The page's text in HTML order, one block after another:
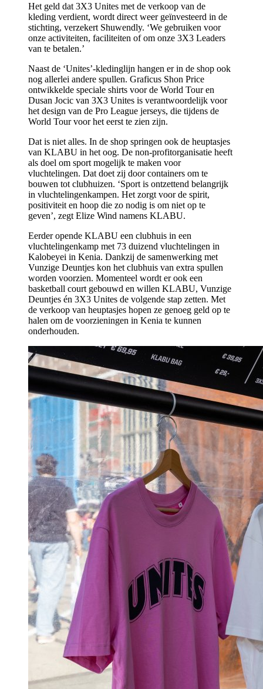
Het geld dat 3X3 Unites met de verkoop van de
kleding verdient, wordt direct weer geïnvesteerd in de
stichting, verzekert Shuwendly. ‘We gebruiken voor
onze activiteiten, faciliteiten of om onze 3X3 Leaders
van te betalen.’
Naast de ‘Unites’-kledinglijn hangen er in de shop ook
nog allerlei andere spullen. Graficus Shon Price
ontwikkelde speciale shirts voor de World Tour en
Dusan Jocic van 3X3 Unites is verantwoordelijk voor
het design van de Pro League jerseys, die tijdens de
World Tour voor het eerst te zien zijn.
Dat is niet alles. In de shop springen ook de heuptasjes
van KLABU in het oog. De non-profitorganisatie heeft
als doel om sport mogelijk te maken voor
vluchtelingen. Dat doet zij door containers om te
bouwen tot clubhuizen. ‘Sport is ontzettend belangrijk
in vluchtelingenkampen. Het zorgt voor de spirit,
positiviteit en hoop die zo nodig is om niet op te
geven’, zegt Elize Wind namens KLABU.
Eerder opende KLABU een clubhuis in een
vluchtelingenkamp met 73 duizend vluchtelingen in
Kalobeyei in Kenia. Dankzij de samenwerking met
Vunzige Deuntjes kon het clubhuis van extra spullen
worden voorzien. Momenteel wordt er ook een
basketball court gebouwd en willen KLABU, Vunzige
Deuntjes én 3X3 Unites de volgende stap zetten. Met
de verkoop van heuptasjes hopen ze genoeg geld op te
halen om de voorzieningen in Kenia te kunnen
onderhouden.